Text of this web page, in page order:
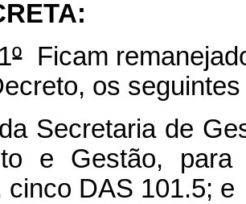
ºFicam
os
de
e Gestão,
cinco DAS 101.5; e